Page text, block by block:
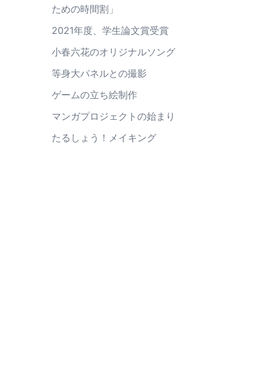
ための時間割」
2021年度、学生論文賞受賞
小春六花のオリジナルソング
等身大パネルとの撮影
ゲームの立ち絵制作
マンガプロジェクトの始まり
たるしょう！メイキング